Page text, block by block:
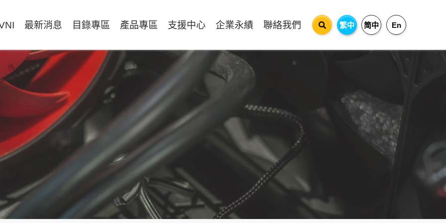
最新消息 目錄專區 產品專區 支援中心 企業永績 聯絡我們 繁中 简中 En